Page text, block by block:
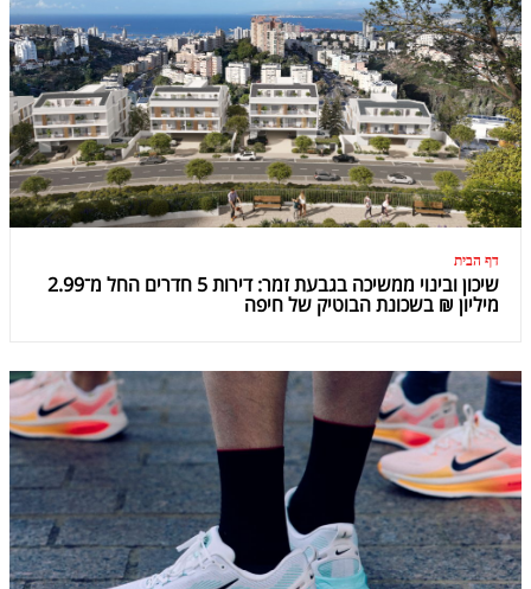
דף הבית
שיכון ובינוי ממשיכה בגבעת זמר: דירות 5 חדרים החל מ־2.99
מיליון ₪ בשכונת הבוטיק של חיפה